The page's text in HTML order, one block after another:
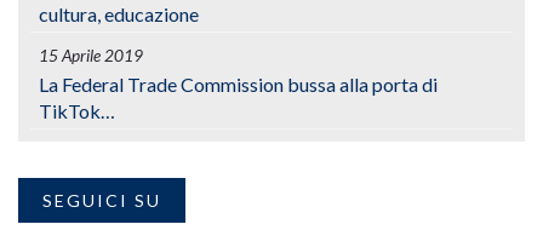
cultura, educazione
15 Aprile 2019
La Federal Trade Commission bussa alla porta di
TikTok…
SEGUICI SU